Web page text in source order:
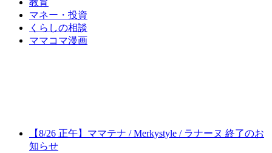
マネー・投資
くらしの相談
ママコマ漫画
【8/26 正午】ママテナ / Merkystyle / ラナーヌ 終了のお
知らせ